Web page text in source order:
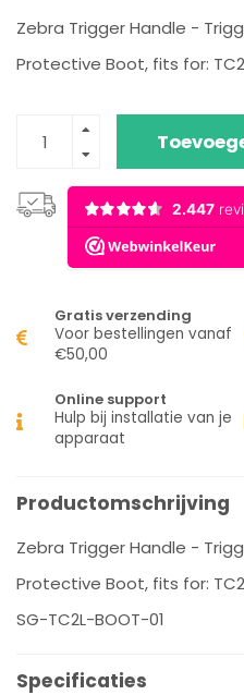
Zebra Trigger Handle -
Protective Boot, fits for:
Gratis verzending
Voor bestellingen vanaf
€50,00
Online support
Hulp bij installatie van je
apparaat
Productomschrijving
Zebra Trigger Handle -
Protective Boot, fits for:
SG-TC2L-BOOT-01
Specificaties